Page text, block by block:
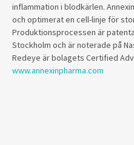
inflammation i blodkärlen.
och optimerat en cell-linje för
Produktionsprocessen är
Stockholm och är noterade på
Redeye är bolagets Certified
www.annexinpharma.com